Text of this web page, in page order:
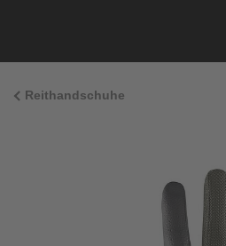
Reithandschuhe
Sie können einfach Ihren
die richtige Größe aus der